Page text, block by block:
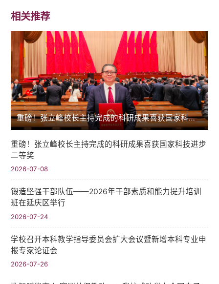
相关推荐
重磅！张立峰校长主持完成的科研成果喜获国家科技进步二等奖
重磅！张立峰校长主持完成的科研成果喜获国家科技进步
二等奖
2026-07-08
锻造坚强干部队伍——2026年干部素质和能力提升培训
班在延庆区举行
2026-07-24
学校召开本科教学指导委员会扩大会议暨新增本科专业申
报专家论证会
2026-07-26